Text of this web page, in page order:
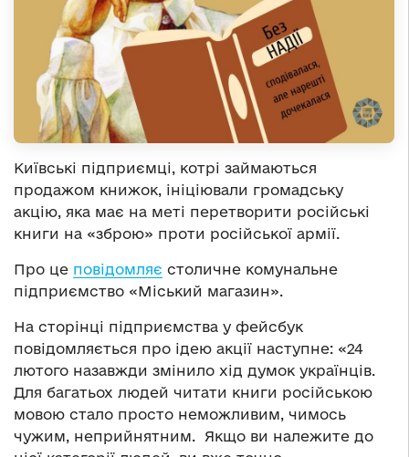
Київські підприємці, котрі займаються
продажом книжок, ініціювали громадську
акцію, яка має на меті перетворити російські
книги на «зброю» проти російської армії.
Про це повідомляє столичне комунальне
підприємство «Міський магазин».
На сторінці підприємства у фейсбук
повідомляється про ідею акції наступне: «24
лютого назавжди змінило хід думок українців.
Для багатьох людей читати книги російською
мовою стало просто неможливим, чимось
чужим, неприйнятним. Якщо ви належите до